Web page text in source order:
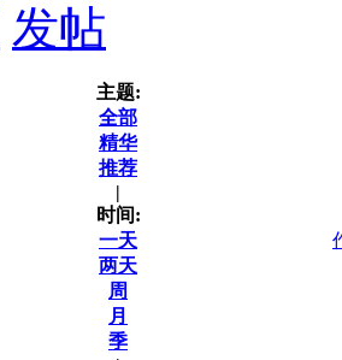
发帖
主题:
全部
精华
推荐
|
时间:
一天
两天
周
月
季